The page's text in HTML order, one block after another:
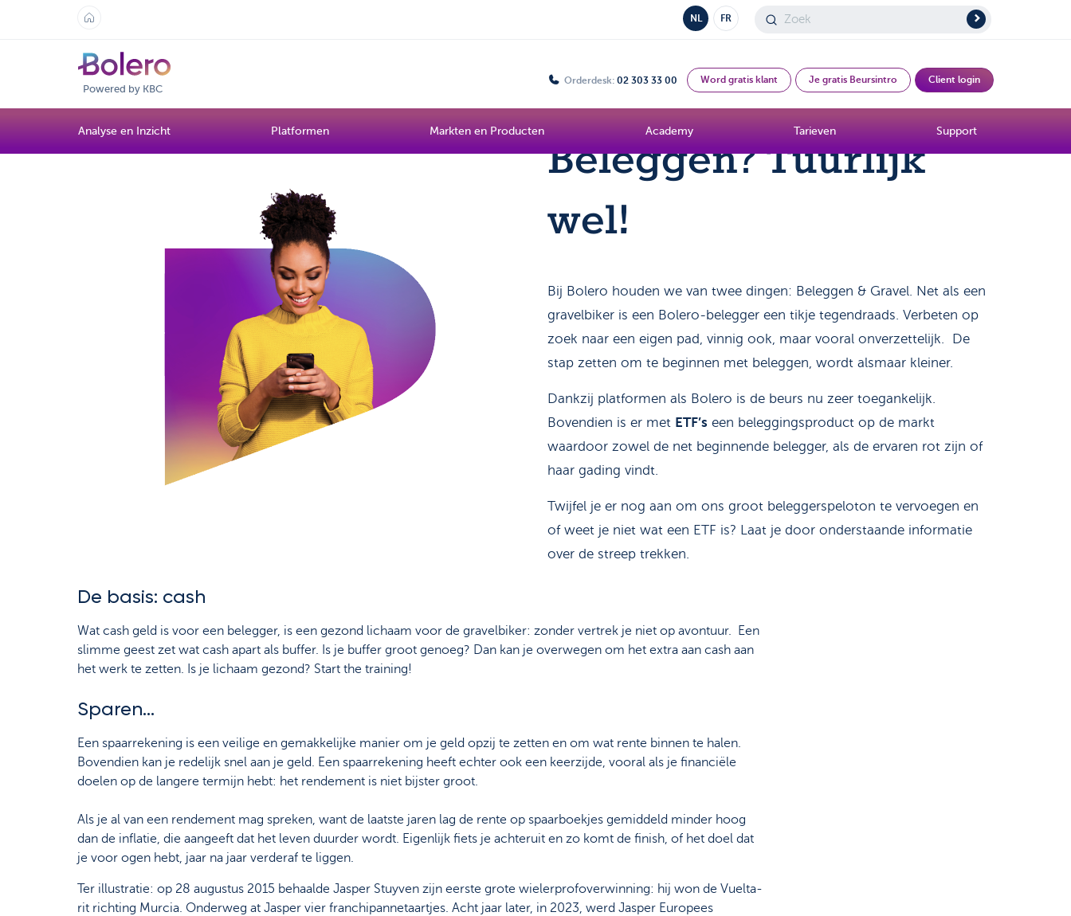
NL FR
Powered by KBC
Orderdesk: 02 303 33 00 Word gratis klant Je gratis Beursintro Client login
Analyse en Inzicht Platformen Markten en Producten Academy Tarieven Support
Beleggen? Tuurlijk
wel!
Bij Bolero houden we van twee dingen: Beleggen & Gravel. Net als een
gravelbiker is een Bolero-belegger een tikje tegendraads. Verbeten op
zoek naar een eigen pad, vinnig ook, maar vooral onverzettelijk. De
stap zetten om te beginnen met beleggen, wordt alsmaar kleiner.
Dankzij platformen als Bolero is de beurs nu zeer toegankelijk.
Bovendien is er met ETF’s een beleggingsproduct op de markt
waardoor zowel de net beginnende belegger, als de ervaren rot zijn of
haar gading vindt.
Twijfel je er nog aan om ons groot beleggerspeloton te vervoegen en
of weet je niet wat een ETF is? Laat je door onderstaande informatie
over de streep trekken.
De basis: cash
Wat cash geld is voor een belegger, is een gezond lichaam voor de gravelbiker: zonder vertrek je niet op avontuur. Een
slimme geest zet wat cash apart als buffer. Is je buffer groot genoeg? Dan kan je overwegen om het extra aan cash aan
het werk te zetten. Is je lichaam gezond? Start the training!
Sparen...
Een spaarrekening is een veilige en gemakkelijke manier om je geld opzij te zetten en om wat rente binnen te halen.
Bovendien kan je redelijk snel aan je geld. Een spaarrekening heeft echter ook een keerzijde, vooral als je financiële
doelen op de langere termijn hebt: het rendement is niet bijster groot.
Als je al van een rendement mag spreken, want de laatste jaren lag de rente op spaarboekjes gemiddeld minder hoog
dan de inflatie, die aangeeft dat het leven duurder wordt. Eigenlijk fiets je achteruit en zo komt de finish, of het doel dat
je voor ogen hebt, jaar na jaar verderaf te liggen.
Ter illustratie: op 28 augustus 2015 behaalde Jasper Stuyven zijn eerste grote wielerprofoverwinning: hij won de Vuelta-
rit richting Murcia. Onderweg at Jasper vier franchipannetaartjes. Acht jaar later, in 2023, werd Jasper Europees